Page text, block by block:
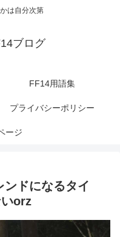
は自分次第
ブログ
FF14用語集
プライバシーポリシー
ージ
ンドになるタイ
orz